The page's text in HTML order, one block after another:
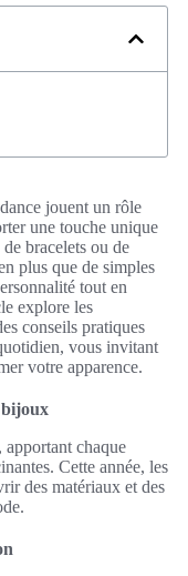
jouent un rôle
une touche unique
bracelets ou de
plus que de simples
tout en
explore les
conseils pratiques
vous invitant
votre apparence.
bijoux
chaque
Cette année, les
des matériaux et des